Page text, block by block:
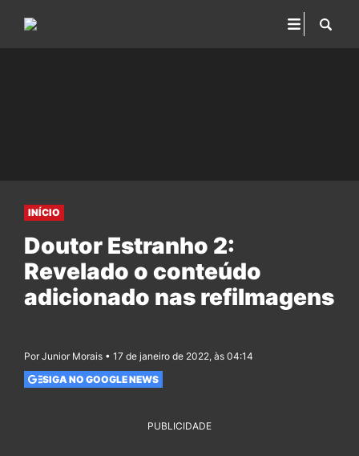
INÍCIO
Doutor Estranho 2:
Revelado o conteúdo
adicionado nas refilmagens
Por Junior Morais • 17 de janeiro de 2022, às 04:14
SIGA NO GOOGLE NEWS
PUBLICIDADE